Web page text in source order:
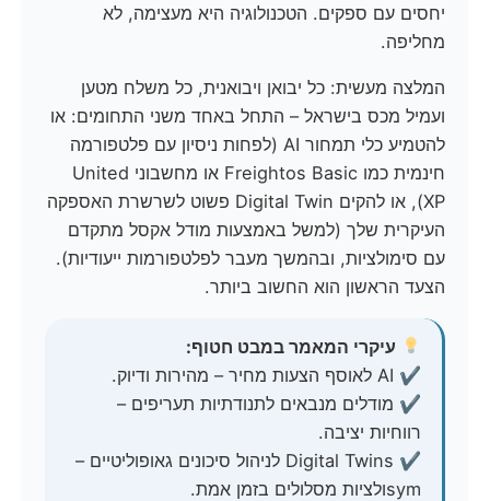
יחסים עם ספקים. הטכנולוגיה היא מעצימה, לא
מחליפה.
המלצה מעשית: כל יבואן ויבואנית, כל משלח מטען
ועמיל מכס בישראל – התחל באחד משני התחומים: או
להטמיע כלי תמחור AI (לפחות ניסיון עם פלטפורמה
חינמית כמו Freightos Basic או מחשבוני United
XP), או להקים Digital Twin פשוט לשרשרת האספקה
העיקרית שלך (למשל באמצעות מודל אקסל מתקדם
עם סימולציות, ובהמשך מעבר לפלטפורמות ייעודיות).
הצעד הראשון הוא החשוב ביותר.
עיקרי המאמר במבט חטוף:
✔ AI לאוסף הצעות מחיר – מהירות ודיוק.
✔ מודלים מנבאים לתנודתיות תעריפים –
רווחיות יציבה.
✔ Digital Twins לניהול סיכונים גאופוליטיים –
symולציות מסלולים בזמן אמת.